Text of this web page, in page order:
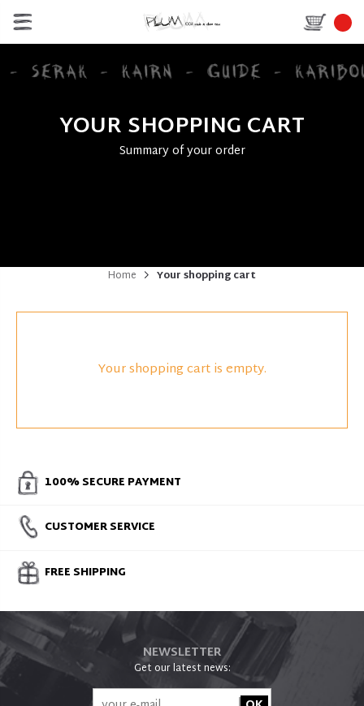
YOUR SHOPPING CART
Summary of your order
Home Your shopping cart
Your shopping cart is empty.
100% SECURE PAYMENT
CUSTOMER SERVICE
FREE SHIPPING
NEWSLETTER
Get our latest news: